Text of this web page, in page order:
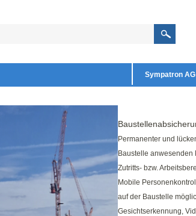
Sympatron AG
Permanenter und
Baustelle anwesenden
Zutritts- bzw.
Mobile
auf der Baustelle
Gesichtserkennung,